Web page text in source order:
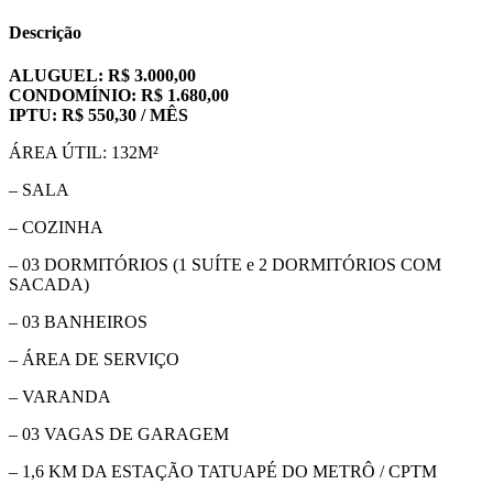
Descrição
ALUGUEL: R$ 3.000,00
CONDOMÍNIO: R$ 1.680,00
IPTU: R$ 550,30 / MÊS
ÁREA ÚTIL: 132M²
– SALA
– COZINHA
– 03 DORMITÓRIOS (1 SUÍTE e 2 DORMITÓRIOS COM
SACADA)
– 03 BANHEIROS
– ÁREA DE SERVIÇO
– VARANDA
– 03 VAGAS DE GARAGEM
– 1,6 KM DA ESTAÇÃO TATUAPÉ DO METRÔ / CPTM